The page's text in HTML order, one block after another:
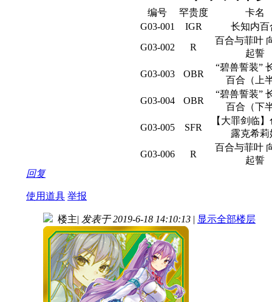
编号 罕贵度
卡名
G03-001
IGR
长知内百
G03-002
R
百合与菲叶
起誓
G03-003
OBR
“碧兽誓装”
百合（上
G03-004
OBR
“碧兽誓装”
百合（下
G03-005
SFR
【大罪剑临
露克希莉
G03-006
R
百合与菲叶
起誓
回复
使用道具 举报
楼主| 发表于 2019-6-18 14:10:13 | 显示全部楼层